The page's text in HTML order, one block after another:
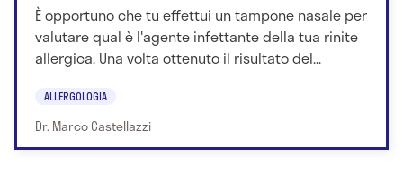
È opportuno che tu effettui un tampone nasale per
valutare qual è l'agente infettante della tua rinite
allergica. Una volta ottenuto il risultato del...
ALLERGOLOGIA
Dr. Marco Castellazzi